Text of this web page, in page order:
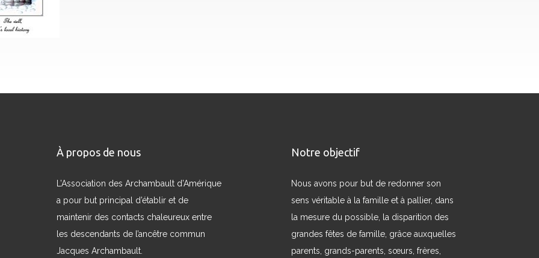
À propos de nous
L’Association des Archambault d’Amérique
a pour but principal d’établir et de
maintenir des contacts chaleureux entre
les descendants de l’ancêtre commun
Jacques Archambault.
Notre objectif
Nous avons pour but de redonner son
sens véritable à la famille et à pallier, dans
la mesure du possible, la disparition des
grandes fêtes de famille, grâce auxquelles
parents, grands-parents, sœurs, frères,